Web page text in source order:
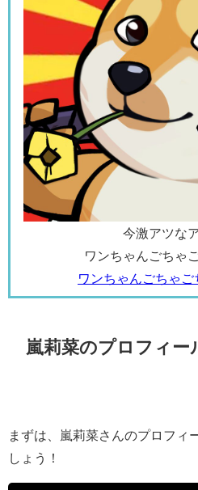
今激アツな
ワンちゃんごちゃ
ワンちゃんごちゃ
嵐莉菜のプロフィー
まずは、嵐莉菜さんのプロフィ
しょう！